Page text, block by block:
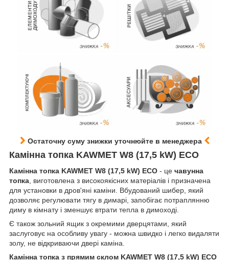
Остаточну суму знижки уточнюйте в менеджера
Камінна топка KAWMET W8 (17,5 kW) EСO
Камінна топка KAWMET W8 (17,5 kW) EСO - це чавунна
топка , виготовлена з високоякісних матеріалів і призначена
для установки в дров'яні каміни. Вбудований шибер, який
дозволяє регулювати тягу в димарі, запобігає потраплянню
диму в кімнату і зменшує втрати тепла в димоході.
Є також зольний ящик з окремими дверцятами, який
заслуговує на особливу увагу - можна швидко і легко видаляти
золу, не відкриваючи двері каміна.
Камінна топка з прямим склом KAWMET W8 (17,5 kW) EСO